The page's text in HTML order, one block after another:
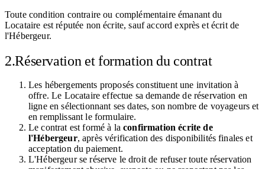
Toute condition contraire ou complémentaire émanant du
Locataire est réputée non écrite, sauf accord exprès et écrit de
l'Hébergeur.
2.Réservation et formation du contrat
Les hébergements proposés constituent une invitation à
offre. Le Locataire effectue sa demande de réservation en
ligne en sélectionnant ses dates, son nombre de voyageurs et
en remplissant le formulaire.
Le contrat est formé à laconfirmation écrite de
l'Hébergeur, après vérification des disponibilités finales et
acceptation du paiement.
L'Hébergeur se réserve le droit de refuser toute réservation